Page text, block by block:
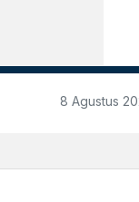
8 Agustus